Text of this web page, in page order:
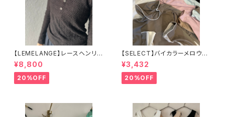
【LEMELANGE】レースヘンリー
ネックTee 8611002
¥8,800
20%OFF
【SELECT】バイカラーメロウタ
ートルPO
¥3,432
20%OFF